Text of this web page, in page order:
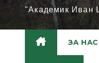
"Академик Иван
ЗА НАС